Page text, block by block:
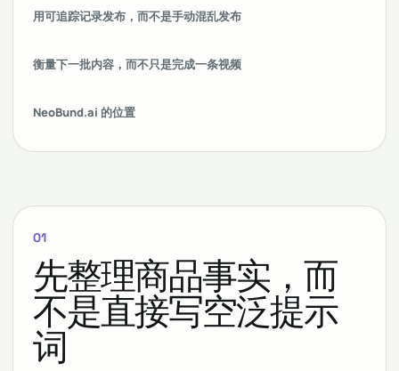
用可追踪记录发布，而不是手动混乱发布
衡量下一批内容，而不只是完成一条视频
NeoBund.ai 的位置
01
先整理商品事实，而
不是直接写空泛提示
词